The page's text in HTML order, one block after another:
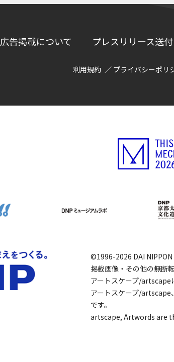
広告掲載について プレスリリース送付
利用規約 プライバシーポリ
©1996-2026 DAI
掲載画像・その他の無断
アートスケープ/artscape
アートスケープ/
です。
artscape, Artwords are